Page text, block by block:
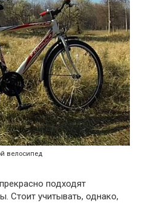
велосипед
прекрасно подходят
Стоит учитывать, однако,